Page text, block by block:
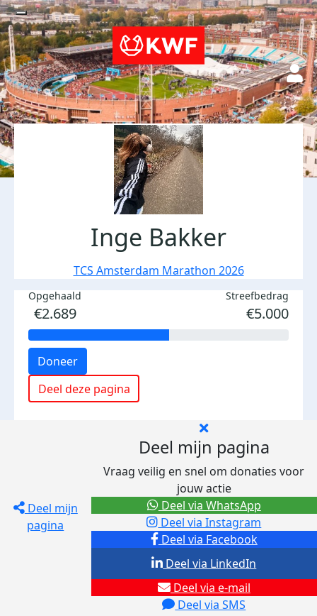
Inge Bakker
TCS Amsterdam Marathon 2026
Opgehaald
€2.689
Streefbedrag
€5.000
Doneer
Deel deze pagina
Deel mijn
pagina
Deel mijn pagina
Vraag veilig en snel om donaties voor
jouw actie
Deel via Facebook
Deel via Instagram
Deel via e-mail
Deel via SMS
Deel via LinkedIn
Deel via WhatsApp